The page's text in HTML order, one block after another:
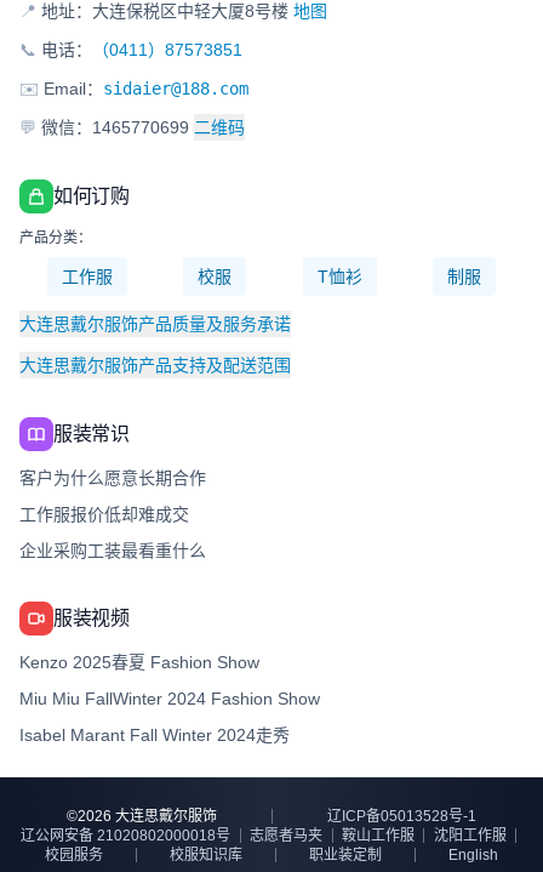
📍 地址：大连保税区中轻大厦8号楼 地图
📞 电话：
（0411）87573851
✉️ Email： sidaier@188.com
💬 微信：1465770699 二维码
如何订购
产品分类：
工作服 校服 T恤衫 制服
大连思戴尔服饰产品质量及服务承诺
大连思戴尔服饰产品支持及配送范围
服装常识
客户为什么愿意长期合作
工作服报价低却难成交
企业采购工装最看重什么
服装视频
Kenzo 2025春夏 Fashion Show
Miu Miu FallWinter 2024 Fashion Show
Isabel Marant Fall Winter 2024走秀
©2026 大连思戴尔服饰
辽ICP备05013528号-1
辽公网安备 21020802000018号
志愿者马夹 鞍山工作服
沈阳工作服
校园服务
校服知识库 职业装定制 English